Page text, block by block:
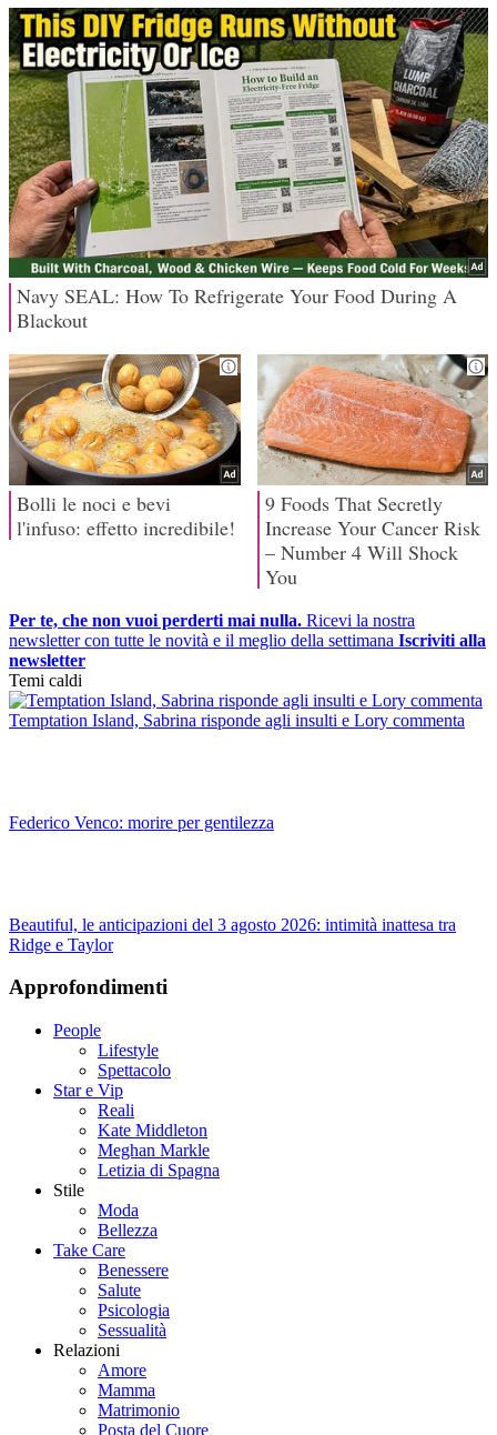
Per te, che non vuoi perderti mai nulla. Ricevi la nostra
newsletter con tutte le novità e il meglio della settimana Iscriviti alla
newsletter
Temi caldi
Temptation Island, Sabrina risponde agli insulti e Lory commenta
Federico Venco: morire per gentilezza
Beautiful, le anticipazioni del 3 agosto 2026: intimità inattesa tra
Ridge e Taylor
Approfondimenti
People
Lifestyle
Spettacolo
Star e Vip
Reali
Kate Middleton
Meghan Markle
Letizia di Spagna
Stile
Moda
Bellezza
Take Care
Benessere
Salute
Psicologia
Sessualità
Relazioni
Amore
Mamma
Matrimonio
Posta del Cuore